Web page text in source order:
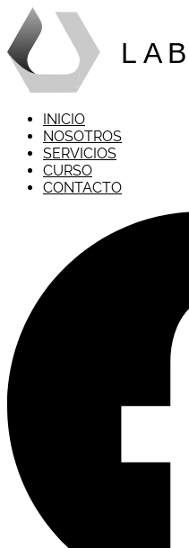
L AB
INICIO
NOSOTROS
SERVICIOS
CURSO
CONTACTO